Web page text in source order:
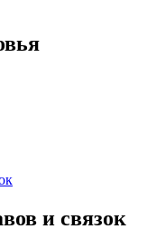
и связок